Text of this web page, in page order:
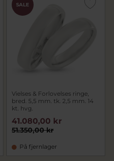
SALE
Vielses & Forlovelses ringe,
bred. 5,5 mm. tk. 2,5 mm. 14
kt. hvg.
51.350,00 kr
41.080,00 kr
På fjernlager